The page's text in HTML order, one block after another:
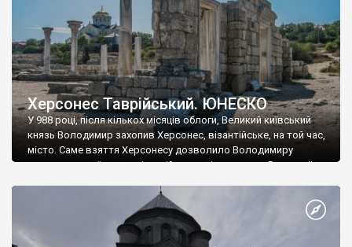
Херсонес Таврійський. ЮНЕСКО
У 988 році, після кількох місяців облоги, Великий київський
князь Володимир захопив Херсонес, візантійське, на той час,
місто. Саме взяття Херсонесу дозволило Володимиру
диктувати свої умови візантійському імператору Василю ІІ, та
Херсонесі Володимир-язичник, став Василем-християнином.
А потім було Хрещення Русі. На честь Херсонесу Таврійського